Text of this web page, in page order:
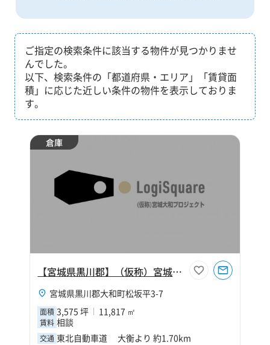
ご指定の検索条件に該当する物件が見つかりませ
んでした。
以下、検索条件の「都道府県・エリア」「賃貸面
積」に応じた近しい条件の物件を表示しておりま
す。
倉庫
【宮城県黒川郡】（仮称）宮城大和プロジェクト
宮城県黒川郡大和町松坂平3-7
面積 3,575 坪 11,817 ㎡
賃料 相談
交通 東北自動車道 大衡より 約1.70km